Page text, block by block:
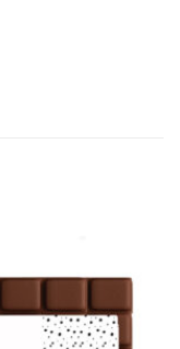
Wishlist